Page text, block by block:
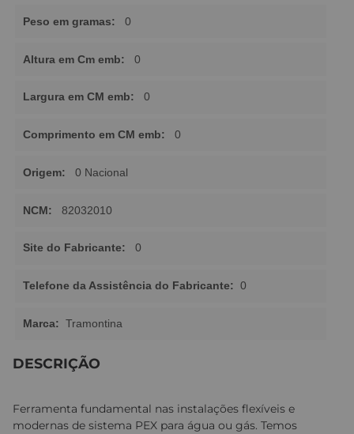
Peso em gramas: 0
Altura em Cm emb: 0
Largura em CM emb: 0
Comprimento em CM emb: 0
Origem: 0 Nacional
NCM: 82032010
Site do Fabricante: 0
Telefone da Assistência do Fabricante: 0
Marca: Tramontina
DESCRIÇÃO
Ferramenta fundamental nas instalações flexíveis e
modernas de sistema PEX para água ou gás. Temos